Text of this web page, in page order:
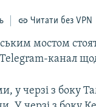
Читати без VPN
мостом
канал
у черзі з боку